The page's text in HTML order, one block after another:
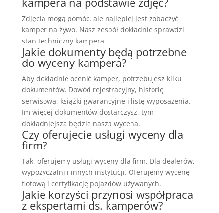
Zdjęcia mogą pomóc, ale najlepiej jest zobaczyć
kamper na żywo. Nasz zespół dokładnie sprawdzi
stan techniczny kampera.
Jakie dokumenty będą potrzebne
do wyceny kampera?
Aby dokładnie ocenić kamper, potrzebujesz kilku
dokumentów. Dowód rejestracyjny, historię
serwisową, książki gwarancyjne i listę wyposażenia.
Im więcej dokumentów dostarczysz, tym
dokładniejsza będzie nasza wycena.
Czy oferujecie usługi wyceny dla
firm?
Tak, oferujemy usługi wyceny dla firm. Dla dealerów,
wypożyczalni i innych instytucji. Oferujemy wycenę
flotową i certyfikację pojazdów używanych.
Jakie korzyści przynosi współpraca
z ekspertami ds. kamperów?